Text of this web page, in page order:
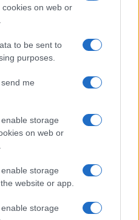
on web or
to be sent to
purposes.
me
storage
on web or
storage
website or app.
storage
robusto de seguridad
de diseño. 2. Fomentar
que valore la
abierta sobre
importancia de los
regulación; son
la sostenibilidad del
de datos críticos y
de ignorarlas por el
5. Reconocer que la